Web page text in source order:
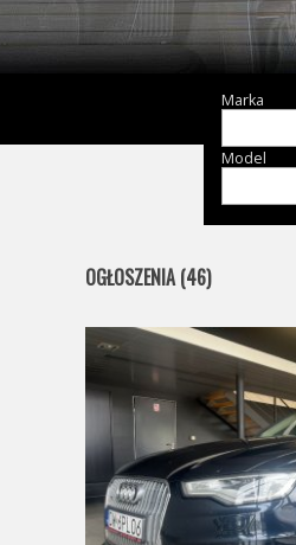
Marka
Model
OGŁOSZENIA (46)